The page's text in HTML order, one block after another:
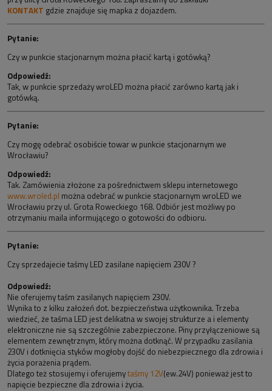
KONTAKT gdzie znajduje się mapka z dojazdem.
Pytanie:
Czy w punkcie stacjonarnym można płacić kartą i gotówką?
Odpowiedź:
Tak, w punkcie sprzedaży wroLED można płacić zarówno kartą jak i
gotówką.
Pytanie:
Czy mogę odebrać osobiście towar w punkcie stacjonarnym we
Wrocławiu?
Odpowiedź:
Tak. Zamówienia złożone za pośrednictwem sklepu internetowego
www.wroled.pl można odebrać w punkcie stacjonarnym wroLED we
Wrocławiu przy ul. Grota Roweckiego 168. Odbiór jest możliwy po
otrzymaniu maila informującego o gotowości do odbioru.
Pytanie:
Czy sprzedajecie taśmy LED zasilane napięciem 230V ?
Odpowiedź:
Nie oferujemy taśm zasilanych napięciem 230V.
Wynika to z kilku założeń dot. bezpieczeństwa użytkownika. Trzeba
wiedzieć, że taśma LED jest delikatna w swojej strukturze a i elementy
elektroniczne nie są szczególnie zabezpieczone. Piny przyłączeniowe są
elementem zewnętrznym, który można dotknąć. W przypadku zasilania
230V i dotknięcia styków mogłoby dojść do niebezpiecznego dla zdrowia i
życia porażenia prądem.
Dlatego też stosujemy i oferujemytaśmy 12V(ew.24V) ponieważ jest to
napięcie bezpieczne dla zdrowia i życia.